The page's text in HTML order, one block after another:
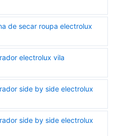
de secar roupa electrolux
electrolux vila
side by side electrolux
side by side electrolux